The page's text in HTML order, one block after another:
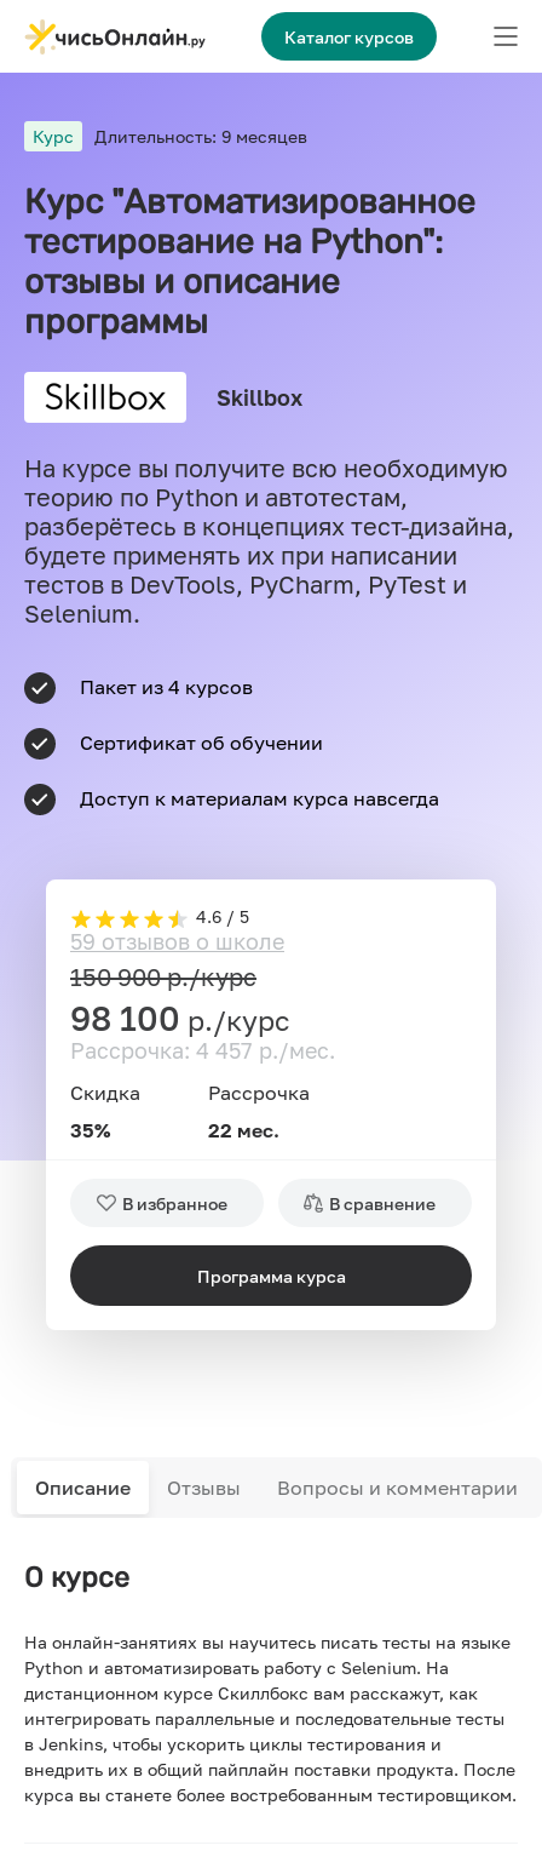
Каталог курсов
Курс Длительность: 9 месяцев
Курс "Автоматизированное
тестирование на Python":
отзывы и описание
программы
Skillbox
На курсе вы получите всю необходимую
теорию по Python и автотестам,
разберётесь в концепциях тест-дизайна,
будете применять их при написании
тестов в DevTools, PyCharm, PyTest и
Selenium.
Пакет из 4 курсов
Сертификат об обучении
Доступ к материалам курса навсегда
4.6 / 5
59 отзывов о школе
150 900р./курс
98 100 р./курс
Рассрочка: 4 457 р./мес.
Скидка
35%
Рассрочка
22 мес.
В избранное В сравнение
Программа курса
Описание Отзывы Вопросы и комментарии
О курсе
На онлайн-занятиях вы научитесь писать тесты на языке
Python и автоматизировать работу с Selenium. На
дистанционном курсе Скиллбокс вам расскажут, как
интегрировать параллельные и последовательные тесты
в Jenkins, чтобы ускорить циклы тестирования и
внедрить их в общий пайплайн поставки продукта. После
курса вы станете более востребованным тестировщиком.